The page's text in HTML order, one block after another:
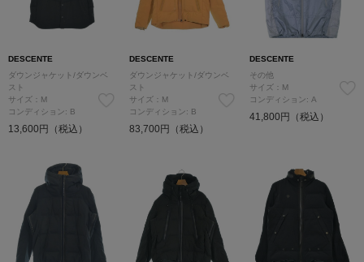
DESCENTE
ダウンジャケット/ダウンベ
スト
サイズ：M
コンディション: B
13,600円（税込）
DESCENTE
ダウンジャケット/ダウンベ
スト
サイズ：M
コンディション: B
83,700円（税込）
DESCENTE
その他
サイズ：M
コンディション: A
41,800円（税込）